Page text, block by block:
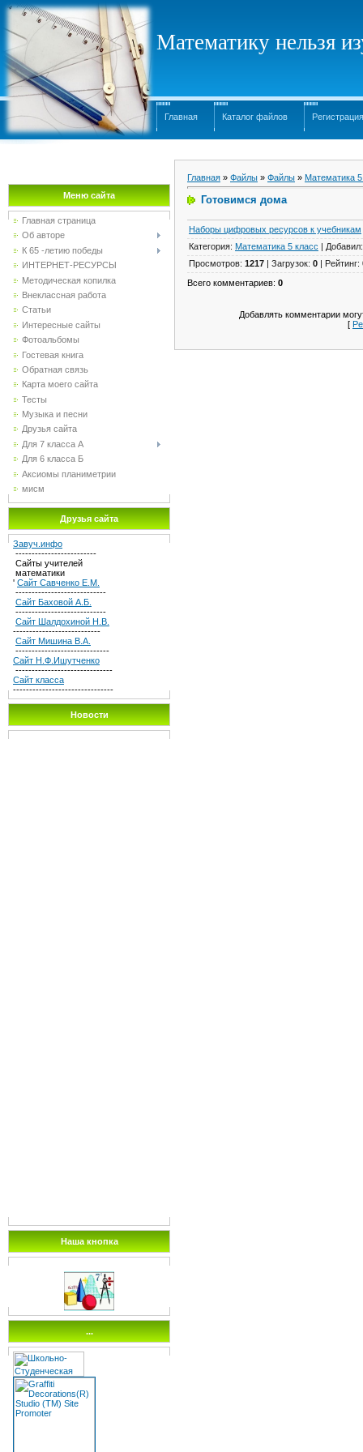
Математику нельзя
Главная Каталог файлов Регистрация
Меню сайта
Главная страница
Об авторе
К 65 -летию победы
ИНТЕРНЕТ-РЕСУРСЫ
Методическая копилка
Внеклассная работа
Статьи
Интересные сайты
Фотоальбомы
Гостевая книга
Обратная связь
Карта моего сайта
Тесты
Музыка и песни
Друзья сайта
Для 7 класса А
Для 6 класса Б
Аксиомы планиметрии
мисм
Друзья сайта
Завуч.инфо
-------------------------
Сайты учителей
математики
' Сайт Савченко Е.М.
----------------------------
Сайт Баховой А.Б.
----------------------------
Сайт Шалдохиной Н.В.
---------------------------
Сайт Мишина В.А.
-----------------------------
Сайт Н.Ф.Ишутченко
------------------------------
Сайт класса
-------------------------------
Новости
Наша кнопка
...
Главная » Файлы » Файлы » Математика 5
Готовимся дома
Наборы цифровых ресурсов к учебникам
Категория: Математика 5 класс | Добавил
Просмотров: 1217 | Загрузок: 0 | Рейтинг:
Всего комментариев: 0
Добавлять комментарии
[